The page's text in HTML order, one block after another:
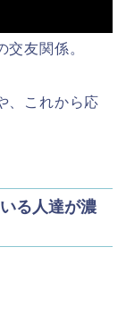
友関係。
、これから応
る人達が濃